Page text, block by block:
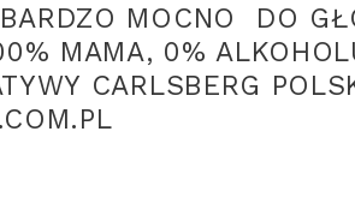
MOCNO DO
MAMA, 0%
CARLSBERG